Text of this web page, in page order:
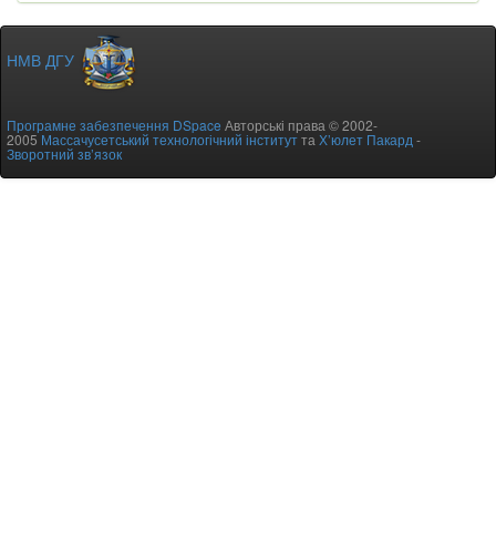
НМВ ДГУ
Програмне забезпечення DSpace Авторські права © 2002-
2005Массачусетський технологічний інститутта Х’юлет Пакард -
Зворотний зв’язок